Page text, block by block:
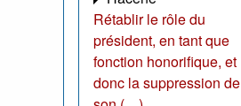
Rétablir le rôle du
président, en tant que
fonction honorifique, et
donc la suppression de